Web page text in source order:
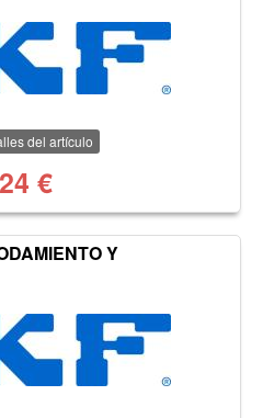
del artículo
€
Y